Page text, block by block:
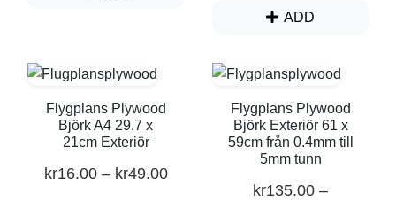
ADD
Flygplans Plywood
Björk A4 29.7 x
21cm Exteriör
kr16.00– kr49.00
Flygplans Plywood
Björk Exteriör 61 x
59cm från 0.4mm till
5mm tunn
kr135.00 –